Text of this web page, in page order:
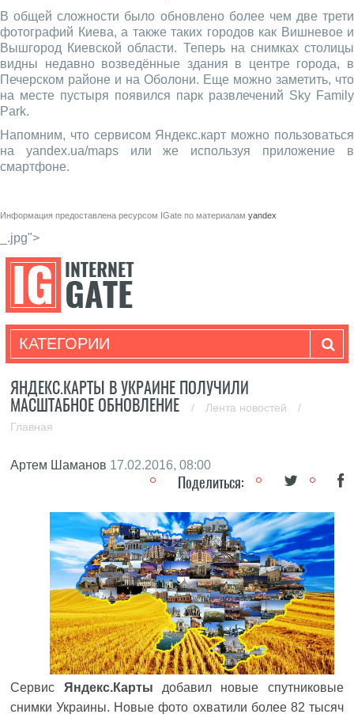
В общей сложности было обновлено более чем две трети
фотографий Киева, а также таких городов как Вишневое и
Вышгород Киевской области. Теперь на снимках столицы
видны недавно возведённые здания в центре города, в
Печерском районе и на Оболони. Еще можно заметить, что
на месте пустыря появился парк развлечений Sky Family
Park.
Напомним, что сервисом Яндекс.карт можно пользоваться
на yandex.ua/maps или же используя приложение в
смартфоне.
Информация предоставлена ресурсом IGate по материалам yandex
_.jpg">
КАТЕГОРИИ
ЯНДЕКС.КАРТЫ В УКРАИНЕ ПОЛУЧИЛИ
МАСШТАБНОЕ ОБНОВЛЕНИЕ
/ Лента новостей
/
Главная
Артем Шаманов 17.02.2016, 08:00
Поделиться:
Сервис Яндекс.Карты добавил новые спутниковые
снимки Украины. Новые фото охватили более 82 тысяч